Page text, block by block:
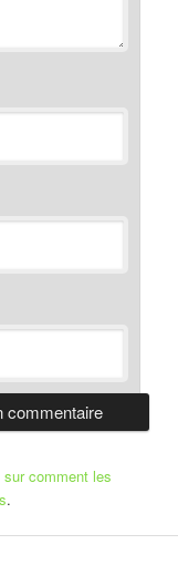
comment les
.